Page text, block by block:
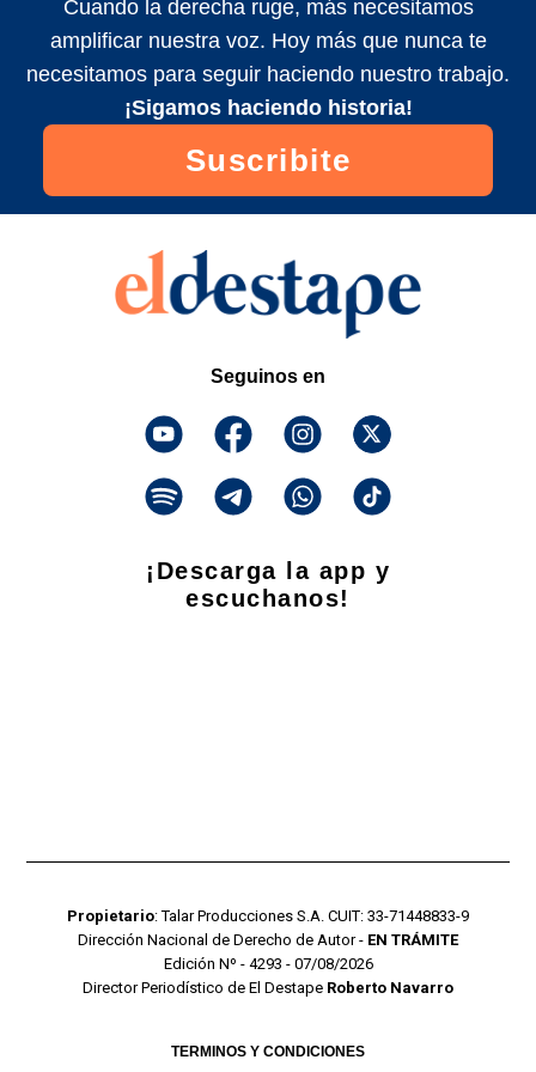
Cuando la derecha ruge, más necesitamos
amplificar nuestra voz. Hoy más que nunca te
necesitamos para seguir haciendo nuestro trabajo.
¡Sigamos haciendo historia!
Suscribite
Seguinos en
¡Descarga la app y
escuchanos!
Propietario: Talar Producciones S.A. CUIT: 33-71448833-9
Dirección Nacional de Derecho de Autor - EN TRÁMITE
Edición Nº - 4293 - 07/08/2026
Director Periodístico de El Destape Roberto Navarro
TERMINOS Y CONDICIONES